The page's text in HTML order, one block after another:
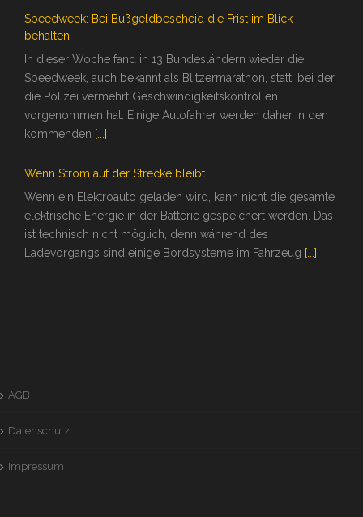
Speedweek: Bei Bußgeldbescheid die Frist im Blick
behalten
In dieser Woche fand in 13 Bundesländern wieder die
Speedweek, auch bekannt als Blitzermarathon, statt, bei der
die Polizei vermehrt Geschwindigkeitskontrollen
vorgenommen hat. Einige Autofahrer werden daher in den
kommenden [...]
Wenn Strom auf der Strecke bleibt
Wenn ein Elektroauto geladen wird, kann nicht die gesamte
elektrische Energie in der Batterie gespeichert werden. Das
ist technisch nicht möglich, denn während des
Ladevorgangs sind einige Bordsysteme im Fahrzeug [...]
AGB
Datenschutz
Impressum